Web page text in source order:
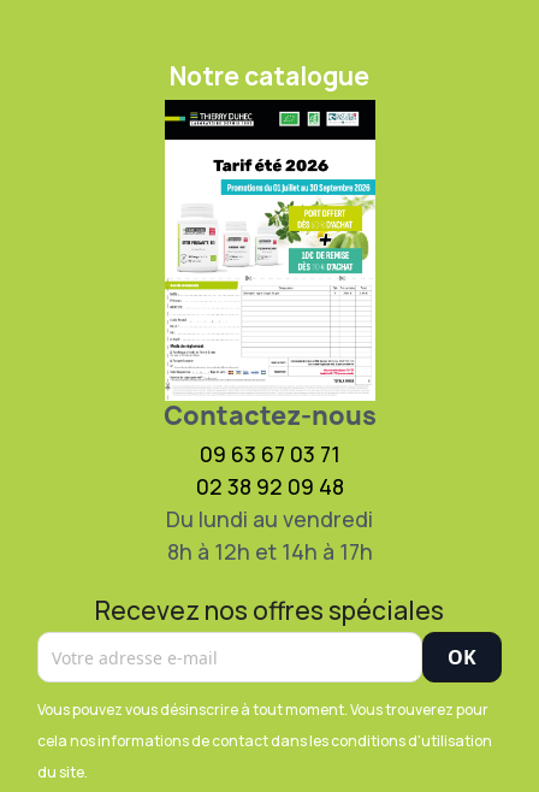
Notre catalogue
Contactez-nous
09 63 67 03 71
02 38 92 09 48
Du lundi au vendredi
8h à 12h et 14h à 17h
Recevez nos offres spéciales
Vous pouvez vous désinscrire à tout moment. Vous trouverez pour
cela nos informations de contact dans les conditions d'utilisation
du site.